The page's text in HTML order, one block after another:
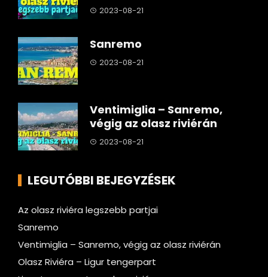
2023-08-21
Sanremo
2023-08-21
Ventimiglia – Sanremo,
végig az olasz riviérán
2023-08-21
LEGUTÓBBI BEJEGYZÉSEK
Az olasz riviéra legszebb partjai
Sanremo
Ventimiglia – Sanremo, végig az olasz riviérán
Olasz Riviéra – Ligur tengerpart